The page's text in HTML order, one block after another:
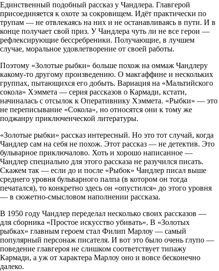
Единственный подобный рассказ у Чандлера. Главгерой
присоединяется к охоте за сокровищем. Идёт практически по
трупам — не отвлекаясь на них и не останавливаясь в пути. И в
конце получает свой приз. У Чандлера чуть ли не все герои —
рефлексирующие бессребреники. Получающие, в лучшем
случае, моральное удовлетворение от своей работы.
Поэтому «Золотые рыбки» больше похож на оммаж Чандлеру
какому-то другому произведению. О макгаффине и нескольких
группах, пытающихся его добыть. Вариация на «Мальтийского
сокола» Хэммета — серия рассказов о Кармади, кстати,
начиналась с отсылок к Оперативнику Хэммета. «Рыбки» — это
не переписывание «Сокола», но относятся они к тому же
поджанру приключенческой литературы.
«Золотые рыбки» рассказ интересный. Но это тот случай, когда
Чандлер сам на себя не похож. Этот рассказ — не детектив. Это
бульварное приключалово. Хоть и хорошо написанное —
Чандлер специально для этого рассказа не разучился писать.
Скажем так — если до и после «Рыбок» Чандлер писал выше
среднего уровня бульварного палпа (в котором он тогда
печатался), то конкретно здесь он «опустился» до этого уровня
— в сюжетно-смысловом наполнении рассказа.
В 1950 году Чандлер переделал несколько своих рассказов —
для сборника «Простое искусство убивать». В «Золотых
рыбках» главным героем стал Филип Марлоу — самый
популярный персонаж писателя. И вот это было очень глупо —
поведение главгероя не слишком соответствует типажу
Кармади, а уж от характера Марлоу оно и вовсе бесконечно
далеко.